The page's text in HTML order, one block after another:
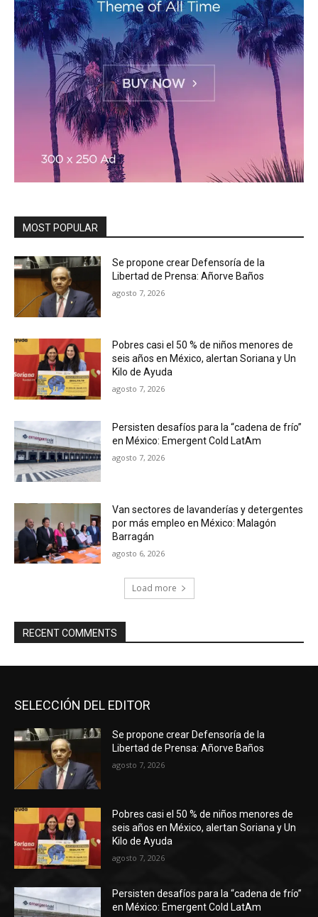
MOST POPULAR
Se propone crear Defensoría de la
Libertad de Prensa: Añorve Baños
agosto 7, 2026
Pobres casi el 50 % de niños menores de
seis años en México, alertan Soriana y Un
Kilo de Ayuda
agosto 7, 2026
Persisten desafíos para la “cadena de frío”
en México: Emergent Cold LatAm
agosto 7, 2026
Van sectores de lavanderías y detergentes
por más empleo en México: Malagón
Barragán
agosto 6, 2026
Load more
RECENT COMMENTS
SELECCIÓN DEL EDITOR
Se propone crear Defensoría de la
Libertad de Prensa: Añorve Baños
agosto 7, 2026
Pobres casi el 50 % de niños menores de
seis años en México, alertan Soriana y Un
Kilo de Ayuda
agosto 7, 2026
Persisten desafíos para la “cadena de frío”
en México: Emergent Cold LatAm